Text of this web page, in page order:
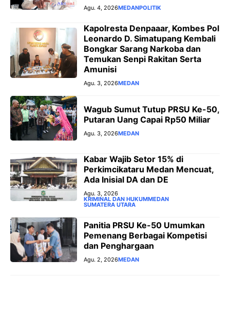
Agu. 4, 2026MEDANPOLITIK
Kapolresta Denpaaar, Kombes Pol
Leonardo D. Simatupang Kembali
Bongkar Sarang Narkoba dan
Temukan Senpi Rakitan Serta
Amunisi
Agu. 3, 2026MEDAN
Wagub Sumut Tutup PRSU Ke-50,
Putaran Uang Capai Rp50 Miliar
Agu. 3, 2026MEDAN
‎Kabar Wajib Setor 15% di
Perkimcikataru Medan Mencuat,
Ada Inisial DA dan DE
Agu. 3, 2026
KRIMINAL DAN HUKUMMEDAN
SUMATERA UTARA
Panitia PRSU Ke-50 Umumkan
Pemenang Berbagai Kompetisi
dan Penghargaan
Agu. 2, 2026MEDAN